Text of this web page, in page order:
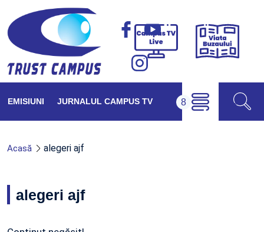
Campus
Viața
EMISIUNI JURNALUL CAMPUS TV
Acasă alegeri ajf
alegeri ajf